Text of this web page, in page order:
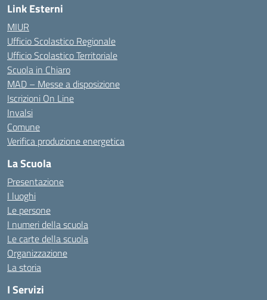
Link Esterni
MIUR
Ufficio Scolastico Regionale
Ufficio Scolastico Territoriale
Scuola in Chiaro
MAD – Messe a disposizione
Iscrizioni On Line
Invalsi
Comune
Verifica produzione energetica
La Scuola
Presentazione
I luoghi
Le persone
I numeri della scuola
Le carte della scuola
Organizzazione
La storia
I Servizi